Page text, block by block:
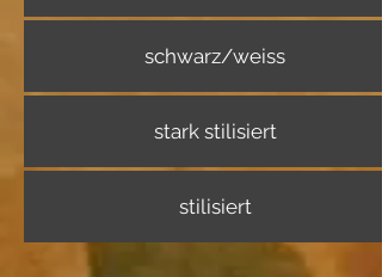
schwarz/weiss
stark stilisiert
stilisiert